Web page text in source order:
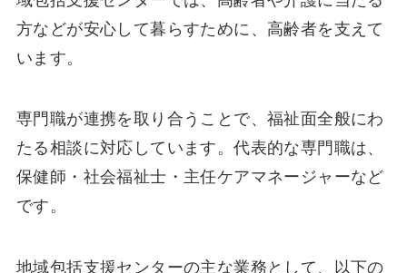
方などが安心して暮らすために、高齢者を支えて
います。
専門職が連携を取り合うことで、福祉面全般にわ
たる相談に対応しています。代表的な専門職は、
保健師・社会福祉士・主任ケアマネージャーなど
です。
地域包括支援センターの主な業務として、以下の